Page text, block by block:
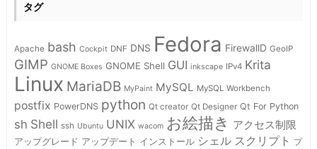
タグ
Apache bash Cockpit DNF DNS Fedora FirewallD GeoIP
GIMP GNOME Boxes GNOME Shell GUI inkscape IPv4 Krita
Linux MariaDB MyPaint MySQL MySQL Workbench
postfix PowerDNS python Qt creator Qt Designer Qt For Python
sh Shell ssh Ubuntu UNIX wacom お絵描き アクセス制限
アップグレード アップデート インストール シェル スクリプト
プ